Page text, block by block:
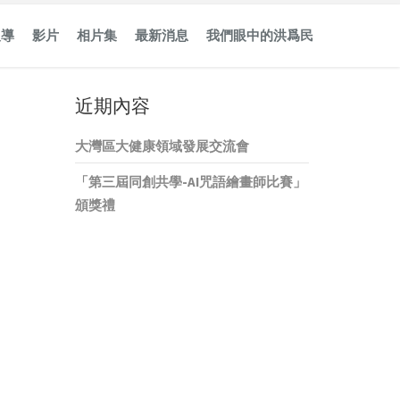
影片 相片集 最新消息 我們眼中的洪爲民
近期內容
大灣區大健康領域發展交流會
「第三屆同創共學-AI咒語繪畫師比賽」
頒獎禮